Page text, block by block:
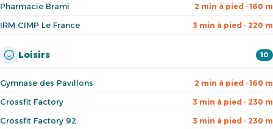
Pharmacie Brami 2 min à pied · 160 m
IRM CIMP Le France 3 min à pied · 220 m
Loisirs 10
Gymnase des Pavillons 2 min à pied · 160 m
Crossfit Factory 3 min à pied · 230 m
Crossfit Factory 92 3 min à pied · 230 m